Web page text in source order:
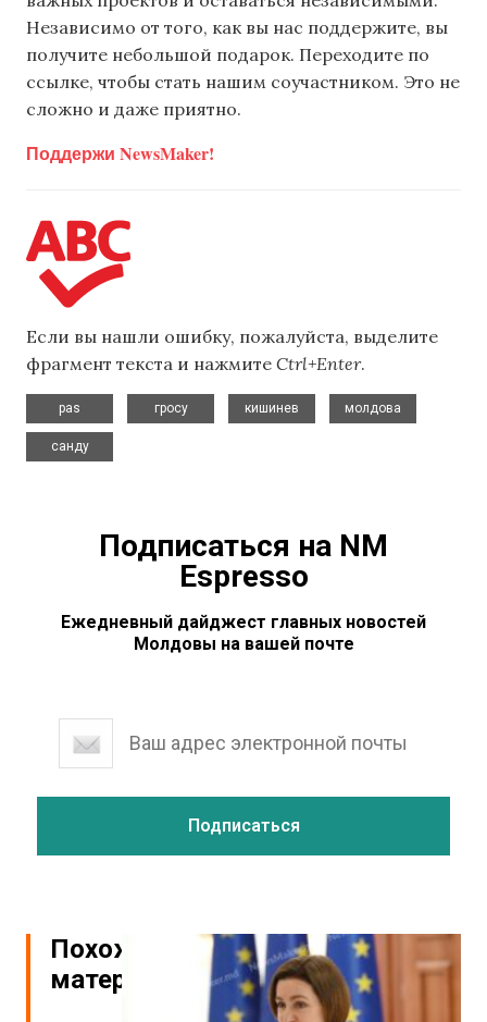
Независимо от того, как вы нас поддержите, вы
получите небольшой подарок. Переходите по
ссылке, чтобы стать нашим соучастником. Это не
сложно и даже приятно.
Поддержи NewsMaker!
Если вы нашли ошибку, пожалуйста, выделите
фрагмент текста и нажмите Ctrl+Enter.
pas
гросу
кишинев
молдова
санду
Подписаться на NM
Espresso
Ежедневный дайджест главных новостей
Молдовы на вашей почте
Похожие
материалы